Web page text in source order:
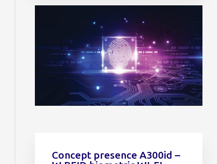
Concept presence A300id –